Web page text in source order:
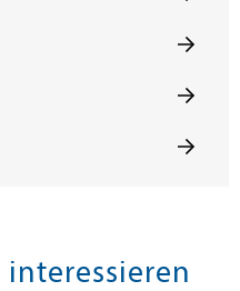
interessieren